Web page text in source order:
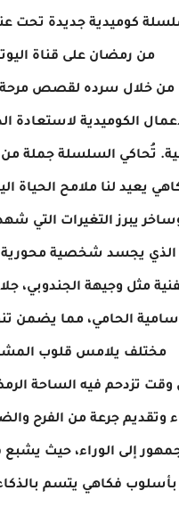
كوميدية جديدة تحت
من رمضان على قناة
من خلال سرده لقصص
الكوميدية لاستعادة
تُحاكي السلسلة جملة
يعيد لنا ملامح الحياة
يبرز التغيرات التي
الذي يجسد شخصية
مثل وجيهة الجندوبي،
الحامي، مما يضمن
مختلف يلامس قلوب
تزدحم فيه الساحة
وتقديم جرعة من
إلى الوراء، حيث
بأسلوب فكاهي يتسم